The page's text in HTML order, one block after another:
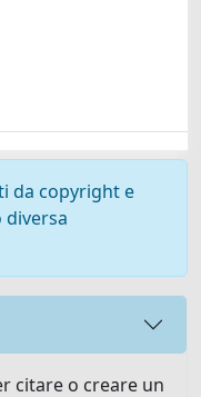
da copyright e
citare o creare un